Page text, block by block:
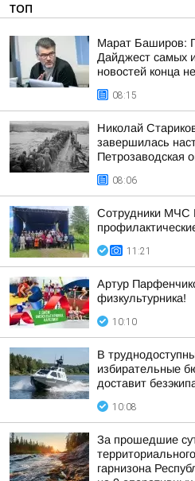
ТОП
Марат Баширов:
Дайджест самых
новостей конца
08:15
Николай
завершилась
Петрозаводская
08:06
Сотрудники МЧС
11:21
Артур
физкультурника!
10:10
В
избирательные
доставит
10:08
За прошедшие
гарнизона